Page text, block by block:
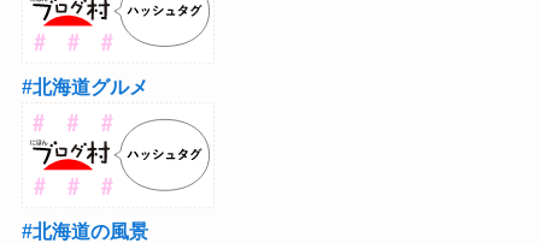
#北海道グルメ
#北海道の風景